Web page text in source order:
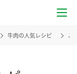
牛肉の人気レシピ ご